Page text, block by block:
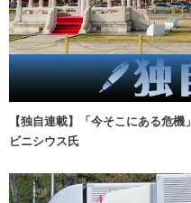
【独自連載】「今そこにある危
ビニシウス氏